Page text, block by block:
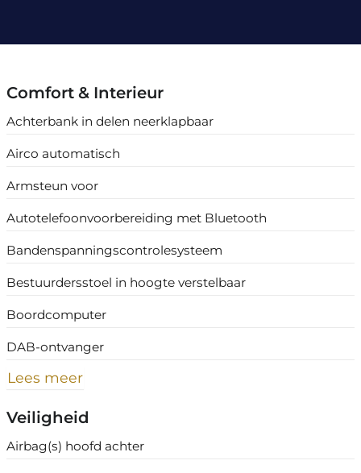
Comfort & Interieur
Achterbank in delen neerklapbaar
Airco automatisch
Armsteun voor
Autotelefoonvoorbereiding met Bluetooth
Bandenspanningscontrolesysteem
Bestuurdersstoel in hoogte verstelbaar
Boordcomputer
DAB-ontvanger
Lees meer
Veiligheid
Airbag(s) hoofd achter